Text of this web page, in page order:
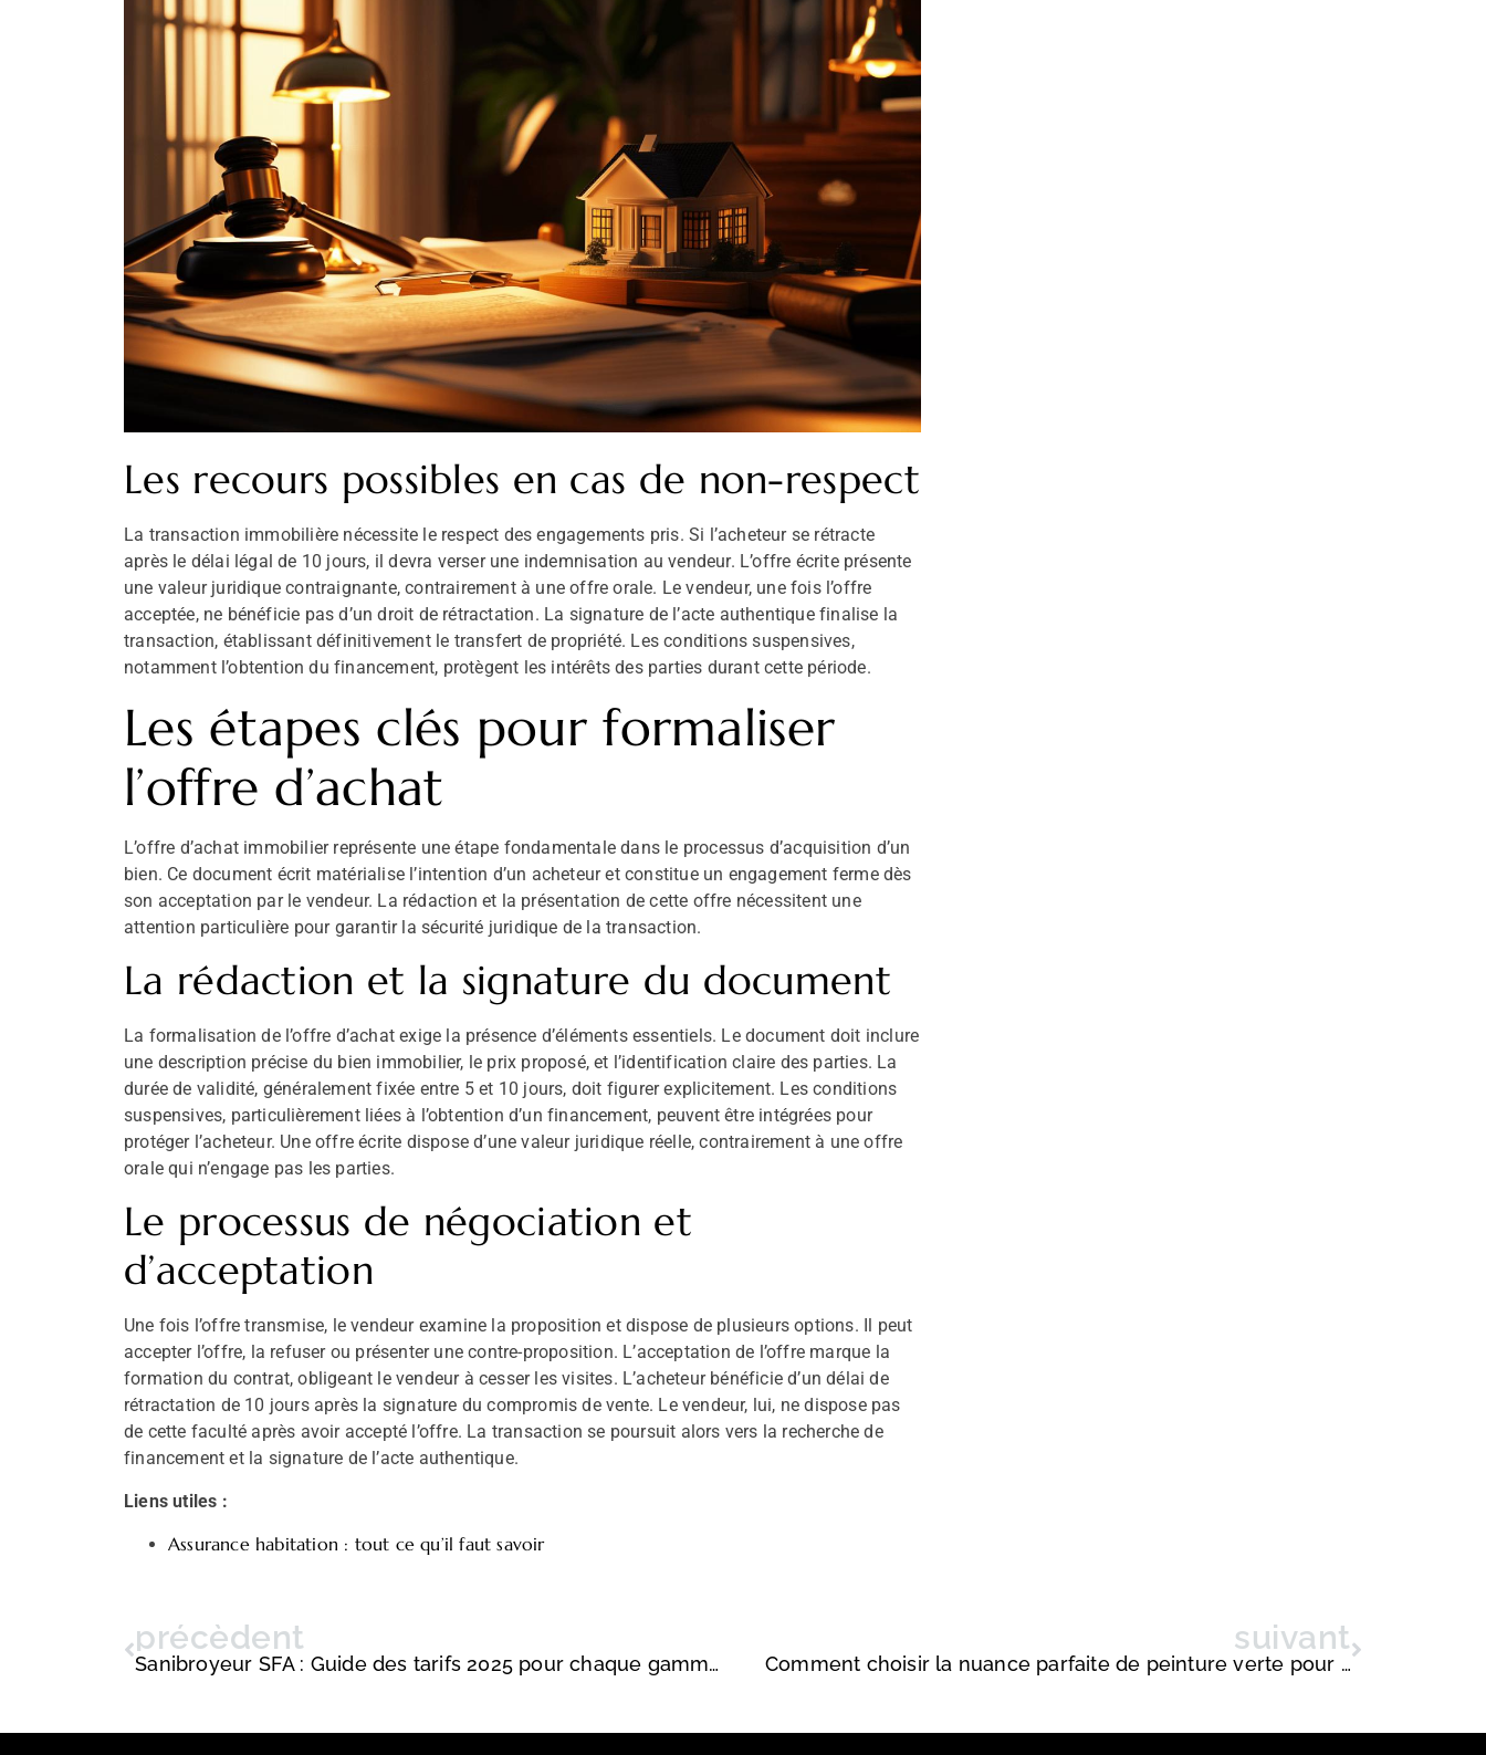
Les recours possibles en cas de non-respect
La transaction immobilière nécessite le respect des engagements pris. Si l’acheteur se rétracte
après le délai légal de 10 jours, il devra verser une indemnisation au vendeur. L’offre écrite présente
une valeur juridique contraignante, contrairement à une offre orale. Le vendeur, une fois l’offre
acceptée, ne bénéficie pas d’un droit de rétractation. La signature de l’acte authentique finalise la
transaction, établissant définitivement le transfert de propriété. Les conditions suspensives,
notamment l’obtention du financement, protègent les intérêts des parties durant cette période.
Les étapes clés pour formaliser
l’offre d’achat
L’offre d’achat immobilier représente une étape fondamentale dans le processus d’acquisition d’un
bien. Ce document écrit matérialise l’intention d’un acheteur et constitue un engagement ferme dès
son acceptation par le vendeur. La rédaction et la présentation de cette offre nécessitent une
attention particulière pour garantir la sécurité juridique de la transaction.
La rédaction et la signature du document
La formalisation de l’offre d’achat exige la présence d’éléments essentiels. Le document doit inclure
une description précise du bien immobilier, le prix proposé, et l’identification claire des parties. La
durée de validité, généralement fixée entre 5 et 10 jours, doit figurer explicitement. Les conditions
suspensives, particulièrement liées à l’obtention d’un financement, peuvent être intégrées pour
protéger l’acheteur. Une offre écrite dispose d’une valeur juridique réelle, contrairement à une offre
orale qui n’engage pas les parties.
Le processus de négociation et
d’acceptation
Une fois l’offre transmise, le vendeur examine la proposition et dispose de plusieurs options. Il peut
accepter l’offre, la refuser ou présenter une contre-proposition. L’acceptation de l’offre marque la
formation du contrat, obligeant le vendeur à cesser les visites. L’acheteur bénéficie d’un délai de
rétractation de 10 jours après la signature du compromis de vente. Le vendeur, lui, ne dispose pas
de cette faculté après avoir accepté l’offre. La transaction se poursuit alors vers la recherche de
financement et la signature de l’acte authentique.
Liens utiles :
Assurance habitation : tout ce qu’il faut savoir
précèdent
Sanibroyeur SFA : Guide des tarifs 2025 pour chaque gamme de WC
suivant
Comment choisir la nuance parfaite de peinture verte pour votre chambre ? De la sauge à l’émeraude